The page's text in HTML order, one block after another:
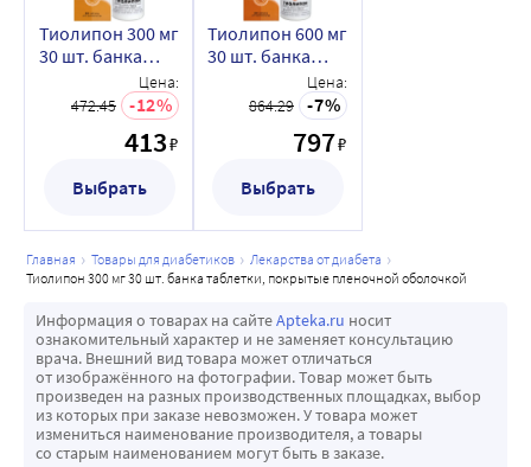
Тиолипон 300 мг
30 шт. банка
покрытые
пленочной
оболочкой
Цена:
472.45
12
413₽
Выбрать
Тиолипон 600 мг
30 шт. банка
покрытые
оболочкой
Цена:
864.29
7
797₽
Выбрать
главная товары для диабетиков
лекарства от диабета
тиолипон 300 мг 30 шт. банка таблетки, покрытые пленочной оболочкой
Информация о товарах на сайтеApteka.ru носит
ознакомительный характер и не заменяет консультацию
врача. Внешний вид товара может отличаться
от изображённого на фотографии. Товар может быть
произведен на разных производственных площадках, выбор
из которых при заказе невозможен. У товара может
измениться наименование производителя, а товары
со старым наименованием могут быть в заказе.